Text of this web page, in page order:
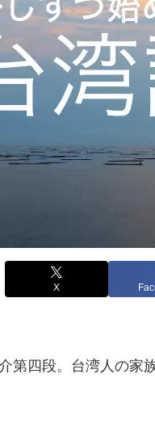
X
第四段。台湾人の家